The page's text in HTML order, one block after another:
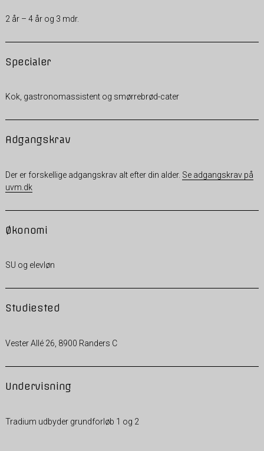
2 år – 4 år og 3 mdr.
Specialer
Kok, gastronomassistent og smørrebrød-cater
Adgangskrav
Der er forskellige adgangskrav alt efter din alder. Se adgangskrav på
uvm.dk
Økonomi
SU og elevløn
Studiested
Vester Allé 26, 8900 Randers C
Undervisning
Tradium udbyder grundforløb 1 og 2